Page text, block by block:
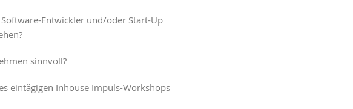
Entwickler und/oder Start-Up
sinnvoll?
eintägigen Inhouse Impuls-Workshops